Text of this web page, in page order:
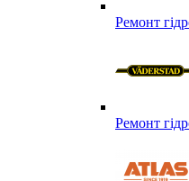
Ремонт
Ремонт